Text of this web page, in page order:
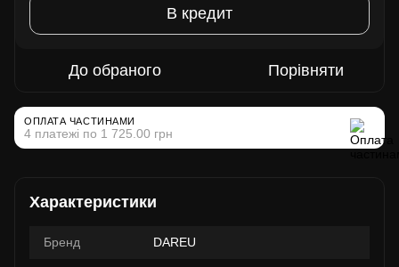
В кредит
До обраного Порівняти
ОПЛАТА ЧАСТИНАМИ
4 платежі по 1 725.00 грн
Характеристики
Бренд DAREU